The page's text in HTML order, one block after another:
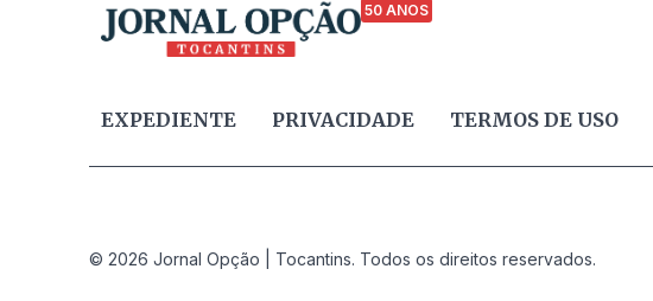
50 ANOS
EXPEDIENTE PRIVACIDADE TERMOS DE USO
© 2026 Jornal Opção | Tocantins. Todos os direitos reservados.